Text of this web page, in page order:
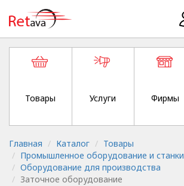
Товары Услуги Фирмы
Главная Каталог
Товары
Промышленное оборудование и станки
Оборудование для производства
Заточное оборудование